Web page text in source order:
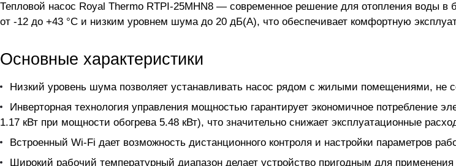
Тепловой насос Royal Thermo RTPI-25MHN8 — современное решение для отопления воды
от -12 до +43 °C и низким уровнем шума до 20 дБ(А), что обеспечивает комфортную
Основные характеристики
Низкий уровень шума позволяет устанавливать насос рядом с жилыми помещениями, не
Инверторная технология управления мощностью гарантирует экономичное потребление
1.17 кВт при мощности обогрева 5.48 кВт), что значительно снижает эксплуатационные
Встроенный Wi-Fi дает возможность дистанционного контроля и настройки параметров
Широкий рабочий температурный диапазон делает устройство пригодным для